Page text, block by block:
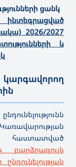
ցանկ
2026/2027
և
հաստատված